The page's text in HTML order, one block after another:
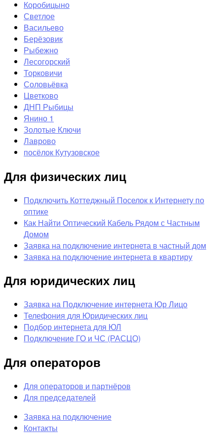
Коробицыно
Светлое
Васильево
Берёзовик
Рыбежно
Лесогорский
Торковичи
Соловьёвка
Цветково
ДНП Рыбицы
Янино 1
Золотые Ключи
Лаврово
посёлок Кутузовское
Для физических лиц
Подключить Коттеджный Поселок к Интернету по
оптике
Как Найти Оптический Кабель Рядом с Частным
Домом
Заявка на подключение интернета в частный дом
Заявка на подключение интернета в квартиру
Для юридических лиц
Заявка на Подключение интернета Юр Лицо
Телефония для Юридических лиц
Подбор интернета для ЮЛ
Подключение ГО и ЧС (РАСЦО)
Для операторов
Для операторов и партнёров
Для председателей
Заявка на подключение
Контакты